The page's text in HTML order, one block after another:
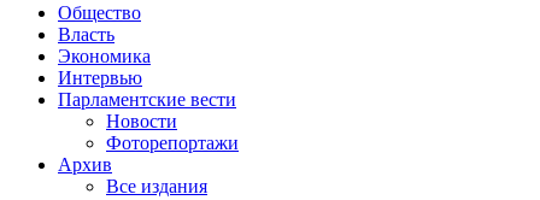
Общество
Власть
Экономика
Интервью
Парламентские вести
Новости
Фоторепортажи
Архив
Все издания